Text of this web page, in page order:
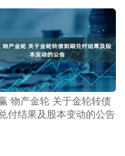
物产金轮 关于金轮转债
付结果及股本变动的公告